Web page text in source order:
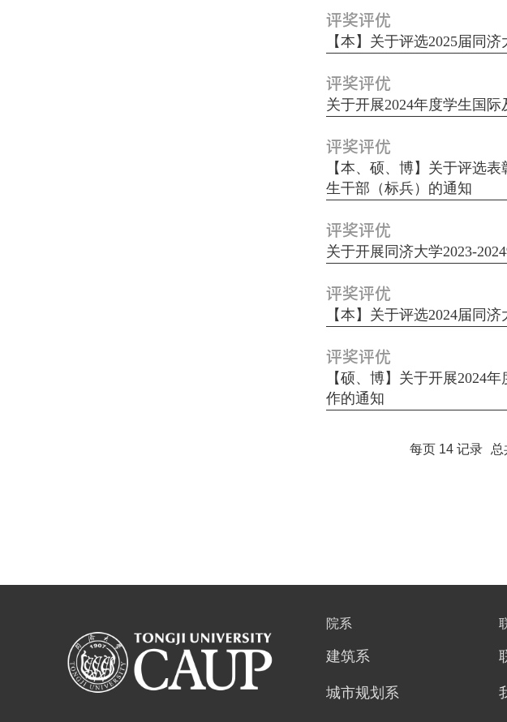
评奖评优
【本】关于评选2025届同
评奖评优
关于开展2024年度学生国
评奖评优
【本、硕、博】关于评选
生干部（标兵）的通知
评奖评优
关于开展同济大学2023-
评奖评优
【本】关于评选2024届同
评奖评优
【硕、博】关于开展2024
作的通知
每页 14记录 总
院系
建筑系
城市规划系